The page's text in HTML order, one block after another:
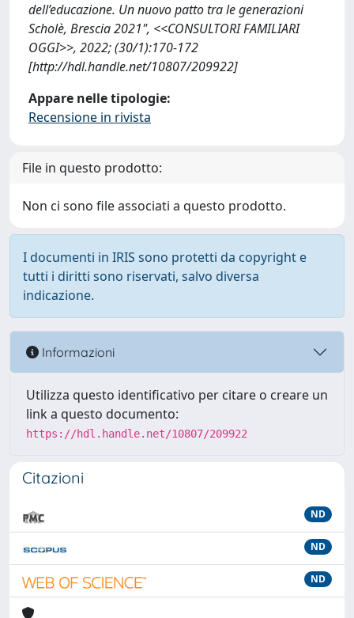
dell’educazione. Un nuovo patto tra le generazioni
Scholè, Brescia 2021", <<CONSULTORI FAMILIARI
OGGI>>, 2022; (30/1):170-172
[http://hdl.handle.net/10807/209922]
Appare nelle tipologie:
Recensione in rivista
File in questo prodotto:
Non ci sono file associati a questo prodotto.
I documenti in IRIS sono protetti da copyright e
tutti i diritti sono riservati, salvo diversa
indicazione.
Informazioni
Utilizza questo identificativo per citare o creare un
link a questo documento:
https://hdl.handle.net/10807/209922
Citazioni
ND
ND
ND